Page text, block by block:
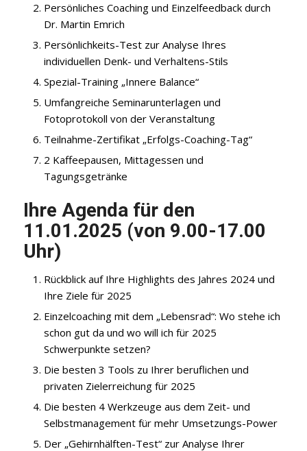
Persönliches Coaching und Einzelfeedback durch
Dr. Martin Emrich
Persönlichkeits-Test zur Analyse Ihres
individuellen Denk- und Verhaltens-Stils
Spezial-Training „Innere Balance“
Umfangreiche Seminarunterlagen und
Fotoprotokoll von der Veranstaltung
Teilnahme-Zertifikat „Erfolgs-Coaching-Tag“
2 Kaffeepausen, Mittagessen und
Tagungsgetränke
Ihre Agenda für den
11.01.2025 (von 9.00-17.00
Uhr)
Rückblick auf Ihre Highlights des Jahres 2024 und
Ihre Ziele für 2025
Einzelcoaching mit dem „Lebensrad“: Wo stehe ich
schon gut da und wo will ich für 2025
Schwerpunkte setzen?
Die besten 3 Tools zu Ihrer beruflichen und
privaten Zielerreichung für 2025
Die besten 4 Werkzeuge aus dem Zeit- und
Selbstmanagement für mehr Umsetzungs-Power
Der „Gehirnhälften-Test“ zur Analyse Ihrer